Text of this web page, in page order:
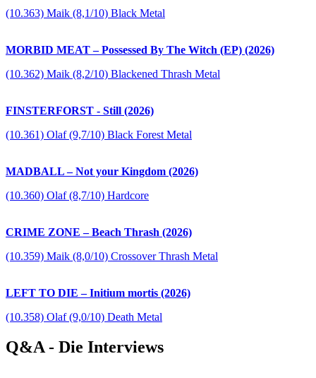
(10.363) Maik (8,1/10) Black Metal
MORBID MEAT – Possessed By The Witch (EP) (2026)
(10.362) Maik (8,2/10) Blackened Thrash Metal
FINSTERFORST - Still (2026)
(10.361) Olaf (9,7/10) Black Forest Metal
MADBALL – Not your Kingdom (2026)
(10.360) Olaf (8,7/10) Hardcore
CRIME ZONE – Beach Thrash (2026)
(10.359) Maik (8,0/10) Crossover Thrash Metal
LEFT TO DIE – Initium mortis (2026)
(10.358) Olaf (9,0/10) Death Metal
Q&A - Die Interviews